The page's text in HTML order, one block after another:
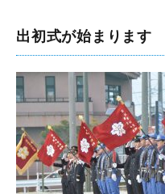
出初式が始まります